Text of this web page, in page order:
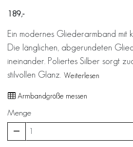
189
Ein modernes Gliederarmband mit
Die länglichen, abgerundeten
ineinander. Poliertes Silber sorgt
stilvollen Glanz. Weiterlesen
Armbandgröße messen
Menge